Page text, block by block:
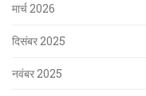
मार्च 2026
दिसंबर 2025
नवंबर 2025